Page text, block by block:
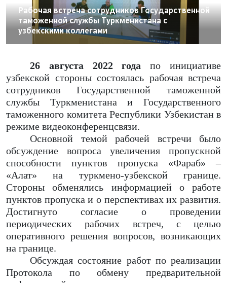
Рабочая встреча сотрудников Государственной
таможенной службы Туркменистана с
узбекскими коллегами
26 августа 2022 года по инициативе
узбекской стороны состоялась рабочая встреча
сотрудников Государственной таможенной
службы Туркменистана и Государственного
таможенного комитета Республики Узбекистан в
режиме видеоконференцсвязи.
Основной темой рабочей встречи было
обсуждение вопроса увеличения пропускной
способности пунктов пропуска «Фараб» –
«Алат» на туркмено-узбекской границе.
Стороны обменялись информацией о работе
пунктов пропуска и о перспективах их развития.
Достигнуто согласие о проведении
периодических рабочих встреч, с целью
оперативного решения вопросов, возникающих
на границе.
Обсуждая состояние работ по реализации
Протокола по обмену предварительной